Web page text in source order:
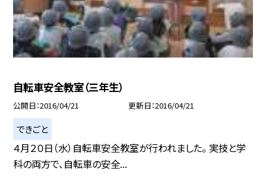
自転車安全教室（三年生）
公開日 2016/04/21 更新日 2016/04/21
できごと
４月２０日（水）自転車安全教室が行われました。 実技と学
科の両方で、自転車の安全...